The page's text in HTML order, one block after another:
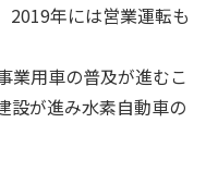
2019年には営業運転も
業用車の普及が進むこ
設が進み水素自動車の